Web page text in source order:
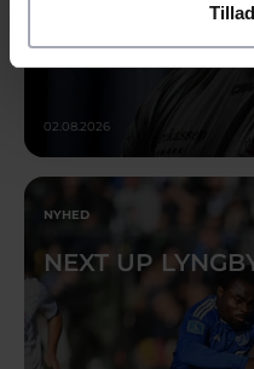
02.08.2026
NYHED
NEXT UP